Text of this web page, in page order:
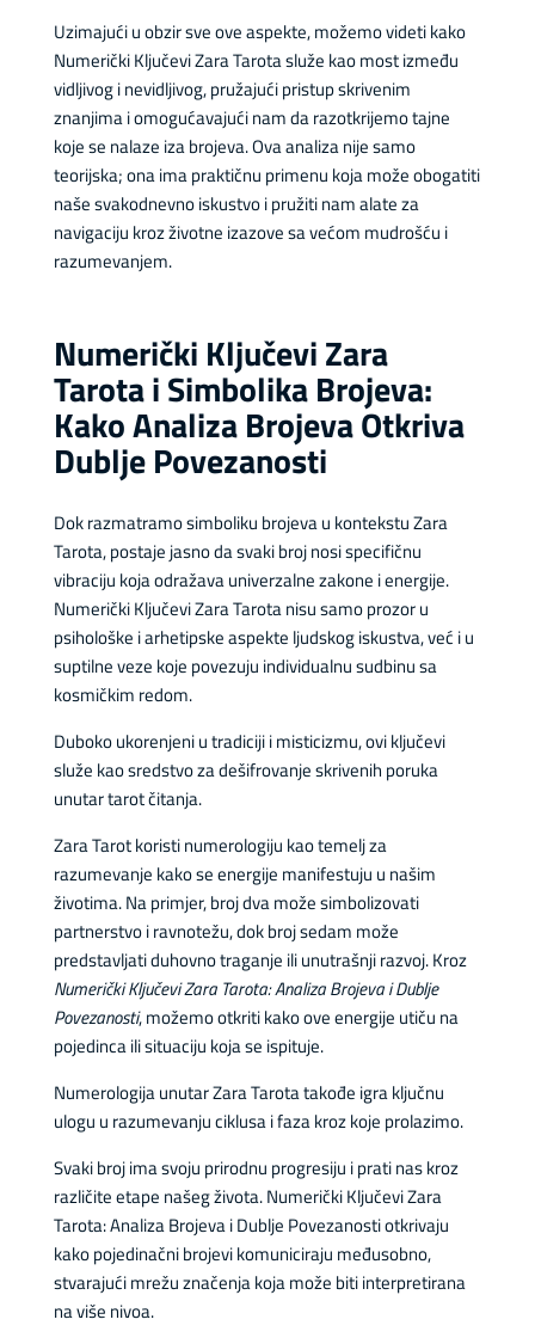
Uzimajući u obzir sve ove aspekte, možemo videti kako
Numerički Ključevi Zara Tarota služe kao most između
vidljivog i nevidljivog, pružajući pristup skrivenim
znanjima i omogućavajući nam da razotkrijemo tajne
koje se nalaze iza brojeva. Ova analiza nije samo
teorijska; ona ima praktičnu primenu koja može obogatiti
naše svakodnevno iskustvo i pružiti nam alate za
navigaciju kroz životne izazove sa većom mudrošću i
razumevanjem.
Numerički Ključevi Zara
Tarota i Simbolika Brojeva:
Kako Analiza Brojeva Otkriva
Dublje Povezanosti
Dok razmatramo simboliku brojeva u kontekstu Zara
Tarota, postaje jasno da svaki broj nosi specifičnu
vibraciju koja odražava univerzalne zakone i energije.
Numerički Ključevi Zara Tarota nisu samo prozor u
psihološke i arhetipske aspekte ljudskog iskustva, već i u
suptilne veze koje povezuju individualnu sudbinu sa
kosmičkim redom.
Duboko ukorenjeni u tradiciji i misticizmu, ovi ključevi
služe kao sredstvo za dešifrovanje skrivenih poruka
unutar tarot čitanja.
Zara Tarot koristi numerologiju kao temelj za
razumevanje kako se energije manifestuju u našim
životima. Na primjer, broj dva može simbolizovati
partnerstvo i ravnotežu, dok broj sedam može
predstavljati duhovno traganje ili unutrašnji razvoj. Kroz
Numerički Ključevi Zara Tarota: Analiza Brojeva i Dublje
Povezanosti, možemo otkriti kako ove energije utiču na
pojedinca ili situaciju koja se ispituje.
Numerologija unutar Zara Tarota takođe igra ključnu
ulogu u razumevanju ciklusa i faza kroz koje prolazimo.
Svaki broj ima svoju prirodnu progresiju i prati nas kroz
različite etape našeg života. Numerički Ključevi Zara
Tarota: Analiza Brojeva i Dublje Povezanosti otkrivaju
kako pojedinačni brojevi komuniciraju međusobno,
stvarajući mrežu značenja koja može biti interpretirana
na više nivoa.